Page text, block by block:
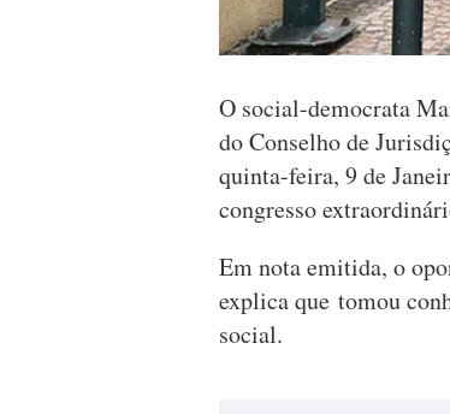
O social-democrata
do Conselho de
quinta-feira, 9 de
congresso
Em nota emitida, o
explica que tomou
social.